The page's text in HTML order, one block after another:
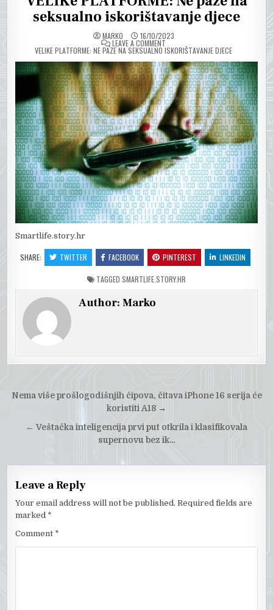
seksualno iskorištavanje djece
MARKO 16/10/2023
LEAVE A COMMENTON
VELIKE PLATFORME: NE PAZE NA SEKSUALNO ISKORIŠTAVANJE DJECE
Smartlife.story.hr
SHARE: TWITTER FACEBOOK PINTEREST LINKEDIN
TAGGED SMARTLIFE.STORY.HR
Author:Marko
Post
Nema više prošlogodišnjih čipova, čitava iPhone 16 serija će
koristiti A18 →
← Veštačka inteligencija prvi put otkrila i klasifikovala
supernovu bez ik…
Leave a Reply
Your email address will not be published. Required fields are
marked *
Comment *